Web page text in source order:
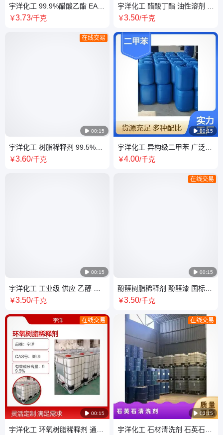
宇洋化工 99.9%醋酸乙酯 EAC
乙酸乙酯 乙酸乙醚
￥3.73/千克
 00:15
在线交易
宇洋化工 树脂稀释剂 99.5%纯
度 200L防静电铁桶 工业级
￥3.60/千克
 00:15
宇洋化工 工业级 供应 乙醇 酒
精高纯度99% 可拿样 现货现发
￥3.50/千克
 00:15
在线交易
宇洋化工 环氧树脂稀释剂 通用
宇洋化工 醋酸丁酯 油性溶剂 树
脂涂料粘合剂180kg包装 可分
￥3.50/千克
 00:15
宇洋化工 异构级二甲苯 广泛用
于涂料 树脂 染料 油墨等行业
￥4.00/千克
 00:15
在线交易
酚醛树脂稀释剂 酚醛漆 国标
200L 溶解剂 宇洋化工
￥3.50/千克
 00:15
在线交易
宇洋化工 石材清洗剂 石英石大